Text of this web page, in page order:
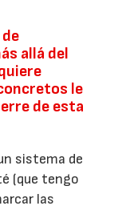
allá del
le
de esta
sistema de
(que tengo
las